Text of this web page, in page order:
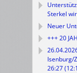
Sterkel
Neuer
+++ 20
Isenburg/
26:27